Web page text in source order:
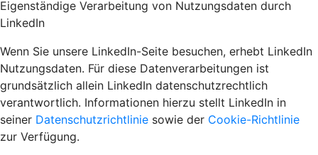
Eigenständige Verarbeitung von Nutzungsdaten durch
LinkedIn
Wenn Sie unsere LinkedIn-Seite besuchen, erhebt LinkedIn
Nutzungsdaten. Für diese Datenverarbeitungen ist
grundsätzlich allein LinkedIn datenschutzrechtlich
verantwortlich. Informationen hierzu stellt LinkedIn in
seiner Datenschutzrichtlinie sowie der Cookie-Richtlinie
zur Verfügung.